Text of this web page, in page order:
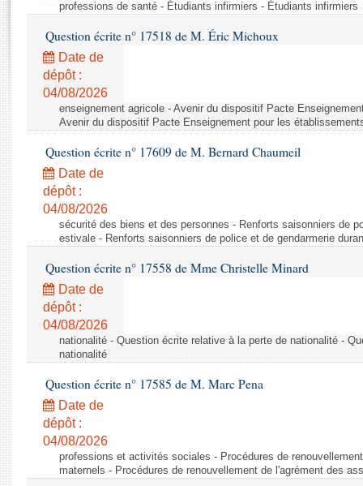
Rapports d'information
Rapports d'enquête
Rapports législatifs
Baromètre de l’application des lois
Dossiers législatifs
Budget et sécurité sociale
Questions écrites et orales
Comptes rendus des débats
Anciennes législatures
Liens vers les sites publics
professions de santé - Étudiants infirmiers - Étudiants infirmiers
Question écrite n° 17518 de M. Éric Michoux
Date de
dépôt :
04/08/2026
enseignement agricole - Avenir du dispositif Pacte
Avenir du dispositif Pacte Enseignement pour les
Question écrite n° 17609 de M. Bernard Chaumeil
Date de
dépôt :
04/08/2026
sécurité des biens et des personnes - Renforts saisonniers de
estivale - Renforts saisonniers de police et de gendarmerie
Question écrite n° 17558 de Mme Christelle Minard
Date de
dépôt :
04/08/2026
nationalité - Question écrite relative à la perte de nationalité -
nationalité
Question écrite n° 17585 de M. Marc Pena
Date de
dépôt :
04/08/2026
professions et activités sociales - Procédures de
maternels - Procédures de renouvellement de l'agrément des